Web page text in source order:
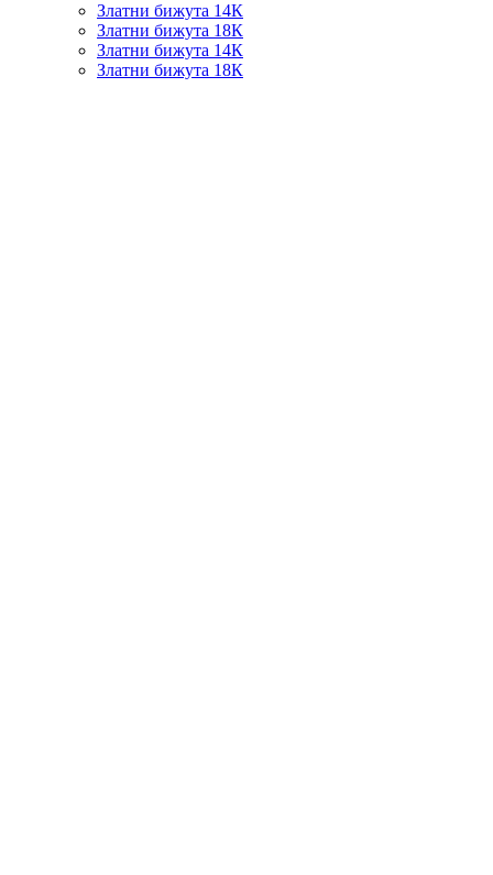
Златни бижута 14К
Златни бижута 18К
Златни бижута 14К
Златни бижута 18К